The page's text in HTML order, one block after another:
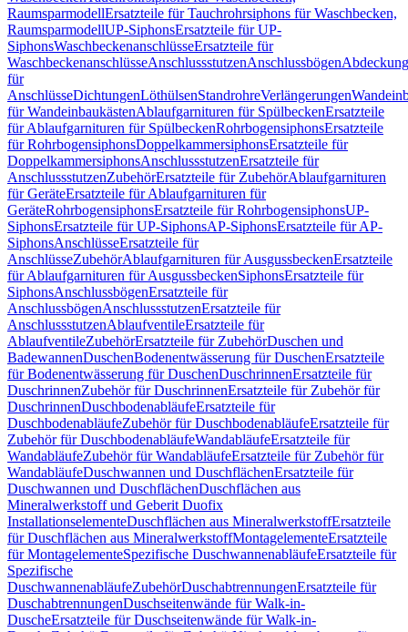
RaumsparmodellErsatzteile für Tauchrohrsiphons für Waschbecken,
RaumsparmodellUP-SiphonsErsatzteile für UP-
SiphonsWaschbeckenanschlüsseErsatzteile für
WaschbeckenanschlüsseAnschlussstutzenAnschlussbögen
für
AnschlüsseDichtungenLöthülsenStandrohreVerlängerungen
für WandeinbaukästenAblaufgarnituren für SpülbeckenErsatzteile
für Ablaufgarnituren für SpülbeckenRohrbogensiphonsErsatzteile
für RohrbogensiphonsDoppelkammersiphonsErsatzteile für
DoppelkammersiphonsAnschlussstutzenErsatzteile für
AnschlussstutzenZubehörErsatzteile für ZubehörAblaufgarnituren
für GeräteErsatzteile für Ablaufgarnituren für
GeräteRohrbogensiphonsErsatzteile für RohrbogensiphonsUP-
SiphonsErsatzteile für UP-SiphonsAP-SiphonsErsatzteile für AP-
SiphonsAnschlüsseErsatzteile für
AnschlüsseZubehörAblaufgarnituren für AusgussbeckenErsatzteile
für Ablaufgarnituren für AusgussbeckenSiphonsErsatzteile für
SiphonsAnschlussbögenErsatzteile für
AnschlussbögenAnschlussstutzenErsatzteile für
AnschlussstutzenAblaufventileErsatzteile für
AblaufventileZubehörErsatzteile für ZubehörDuschen und
BadewannenDuschenBodenentwässerung für DuschenErsatzteile
für Bodenentwässerung für DuschenDuschrinnenErsatzteile für
DuschrinnenZubehör für DuschrinnenErsatzteile für Zubehör für
DuschrinnenDuschbodenabläufeErsatzteile für
DuschbodenabläufeZubehör für DuschbodenabläufeErsatzteile für
Zubehör für DuschbodenabläufeWandabläufeErsatzteile für
WandabläufeZubehör für WandabläufeErsatzteile für Zubehör für
WandabläufeDuschwannen und DuschflächenErsatzteile für
Duschwannen und DuschflächenDuschflächen aus
Mineralwerkstoff und Geberit Duofix
InstallationselementeDuschflächen aus MineralwerkstoffErsatzteile
für Duschflächen aus MineralwerkstoffMontagelementeErsatzteile
für MontagelementeSpezifische DuschwannenabläufeErsatzteile für
Spezifische
DuschwannenabläufeZubehörDuschabtrennungenErsatzteile für
DuschabtrennungenDuschseitenwände für Walk-in-
DuscheErsatzteile für Duschseitenwände für Walk-in-